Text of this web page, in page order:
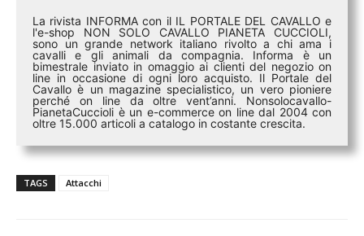
La rivista INFORMA con il IL PORTALE DEL CAVALLO e
l'e-shop NON SOLO CAVALLO PIANETA CUCCIOLI,
sono un grande network italiano rivolto a chi ama i
cavalli e gli animali da compagnia. Informa è un
bimestrale inviato in omaggio ai clienti del negozio on
line in occasione di ogni loro acquisto. Il Portale del
Cavallo è un magazine specialistico, un vero pioniere
perché on line da oltre vent’anni. Nonsolocavallo-
PianetaCuccioli è un e-commerce on line dal 2004 con
oltre 15.000 articoli a catalogo in costante crescita.
TAGS Attacchi